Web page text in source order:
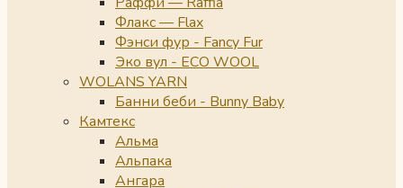
Флакс — Flax
Фэнси фур - Fancy Fur
Эко вул - ECO WOOL
WOLANS YARN
Банни беби - Bunny Baby
Камтекс
Альма
Альпака
Ангара